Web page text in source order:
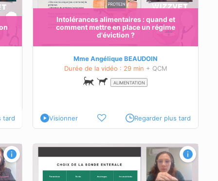
tard
Intolérances alimentaires : quand et
comment mettre en place un régime
d'éviction ?
Mme Angélique BEAUDOIN
Durée de la vidéo : 29 min + QCM
ALIMENTATION
Visionner Regarder plus tard